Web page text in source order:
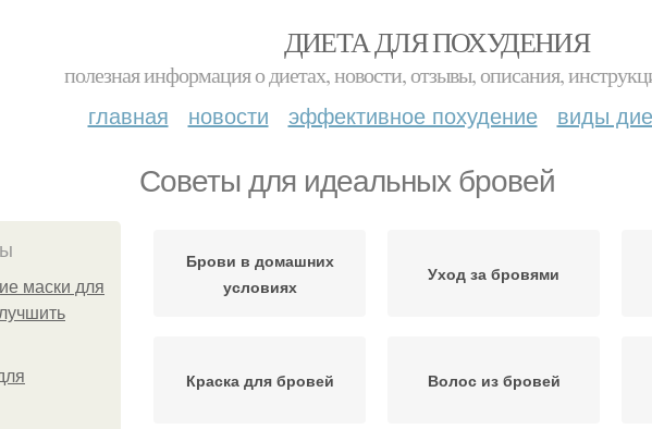
ДИЕТА ДЛЯ ПОХУДЕНИЯ
полезная информация о диетах, новости, отзывы, описания,
главная новости эффективное похудение виды
Советы для идеальных бровей
маски для
Брови в домашних
условиях
Уход за бровями
Краска для бровей Волос из бровей